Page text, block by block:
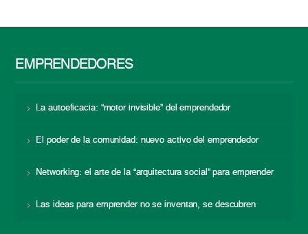
EMPRENDEDORES
La autoeficacia: “motor invisible” del emprendedor
El poder de la comunidad: nuevo activo del emprendedor
Networking: el arte de la “arquitectura social” para emprender
Las ideas para emprender no se inventan, se descubren